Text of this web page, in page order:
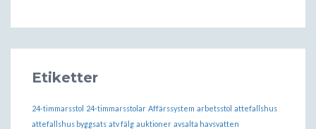
Etiketter
24-timmarsstol 24-timmarsstolar Affärssystem arbetsstol attefallshus
attefallshus byggsats atv fälg auktioner avsalta havsvatten